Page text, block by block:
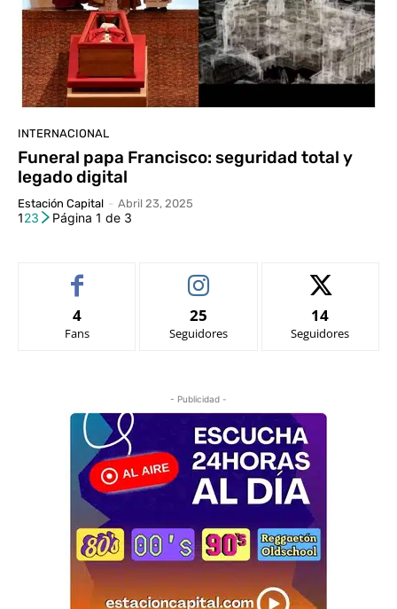
INTERNACIONAL
Funeral papa Francisco: seguridad total y
legado digital
Estación Capital - Abril 23, 2025
123 Página 1 de 3
4
Fans
25
Seguidores
14
Seguidores
- Publicidad -